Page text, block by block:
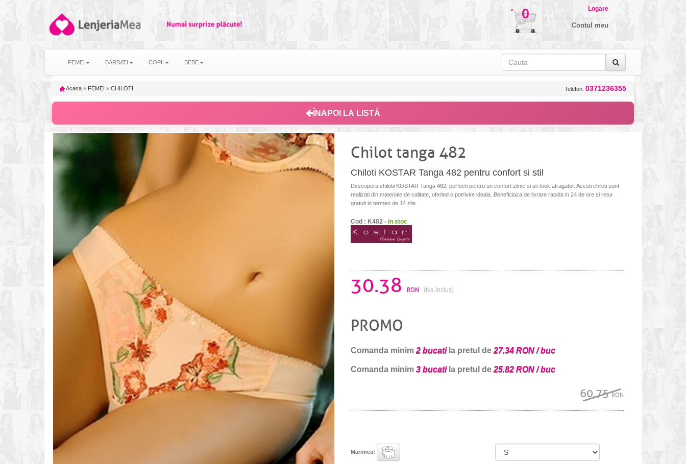
0 Logare
Contul meu
FEMEI BARBATI COPII BEBE
Acasa » FEMEI » CHILOTI Telefon: 0371236355
ÎNAPOI LA LISTĂ
Chilot tanga 482
Chiloti KOSTAR Tanga 482 pentru confort si stil
Descopera chilotii KOSTAR Tanga 482, perfecti pentru un confort zilnic si un look atragator. Acesti chiloti sunt
realizati din materiale de calitate, oferind o potrivire ideala. Beneficiaza de livrare rapida in 24 de ore si retur
gratuit in termen de 14 zile.
Cod : K482 - in stoc
30.38 RON (tva inclus)
PROMO
Comanda minim 2 bucatila pretul de 27.34 RON / buc
Comanda minim 3 bucatila pretul de 25.82 RON / buc
60.75RON
Marimea: